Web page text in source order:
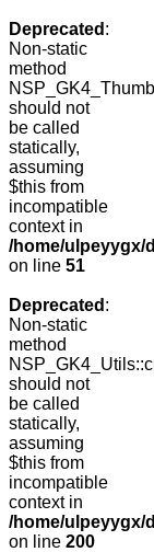
Deprecated :
Non-static
method
should not
be called
statically,
assuming
$this from
incompatible
context in
/home/ulpeyygx/
on line 51
Deprecated :
Non-static
method
should not
be called
statically,
assuming
$this from
incompatible
context in
/home/ulpeyygx/
on line 200